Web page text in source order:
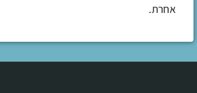
אחרת.